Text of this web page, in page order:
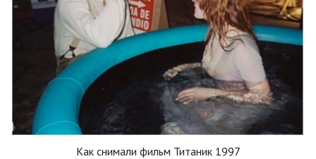
Как снимали фильм Титаник 1997